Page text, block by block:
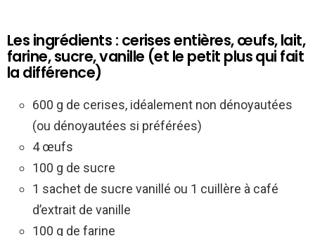
Les ingrédients : cerises entières, œufs, lait,
farine, sucre, vanille (et le petit plus qui fait
la différence)
600 g de cerises, idéalement non dénoyautées
(ou dénoyautées si préférées)
4 œufs
100 g de sucre
1 sachet de sucre vanillé ou 1 cuillère à café
d’extrait de vanille
100 g de farine